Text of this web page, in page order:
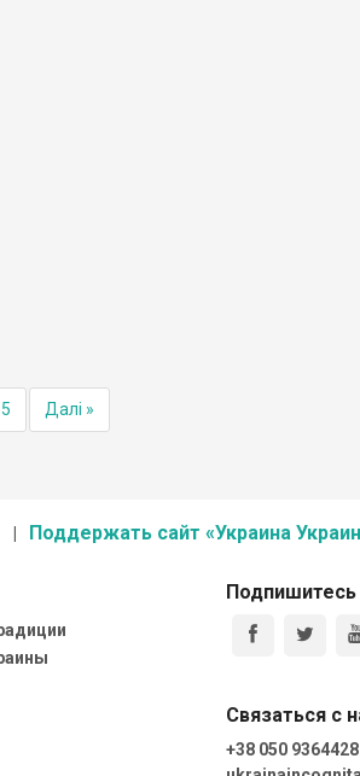
5 Далі »
Поддержать сайт «Украина
Подпишитесь
Связаться с
+38 050 9364428